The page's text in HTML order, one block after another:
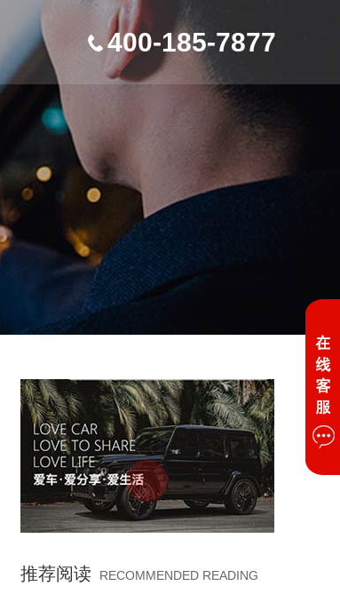
400-185-7877
推荐阅读 RECOMMENDED READING